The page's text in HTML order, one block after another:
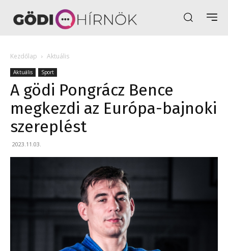
Kezdőlap Aktuális
Aktuális Sport
A gödi Pongrácz Bence
megkezdi az Európa-bajnoki
szereplést
2023.11.03.